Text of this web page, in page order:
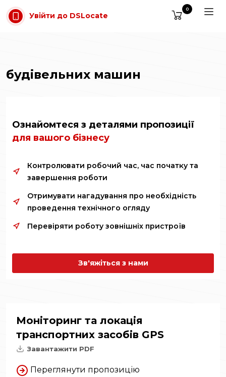
Перейти до основного вмісту
Увійти до DSLocate
0
будівельних машин
Ознайомтеся з деталями пропозиції
для вашого бізнесу
Контролювати робочий час, час початку та
завершення роботи
Отримувати нагадування про необхідність
проведення технічного огляду
Перевіряти роботу зовнішніх пристроїв
Зв'яжіться з нами
Моніторинг та локація
транспортних засобів GPS
Завантажити PDF
Переглянути пропозицію